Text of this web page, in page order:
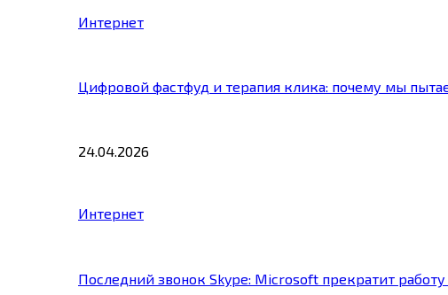
Интернет
Цифровой фастфуд и терапия клика: почему мы
24.04.2026
Интернет
Последний звонок Skype: Microsoft прекратит работу